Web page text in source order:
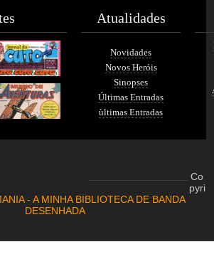
Atualidades
Novidades
Novos Heróis
Sinopses
Últimas Entradas
ùltimas Entradas
Co
pyri
- A MINHA BIBLIOTECA DE BANDA
DESENHADA